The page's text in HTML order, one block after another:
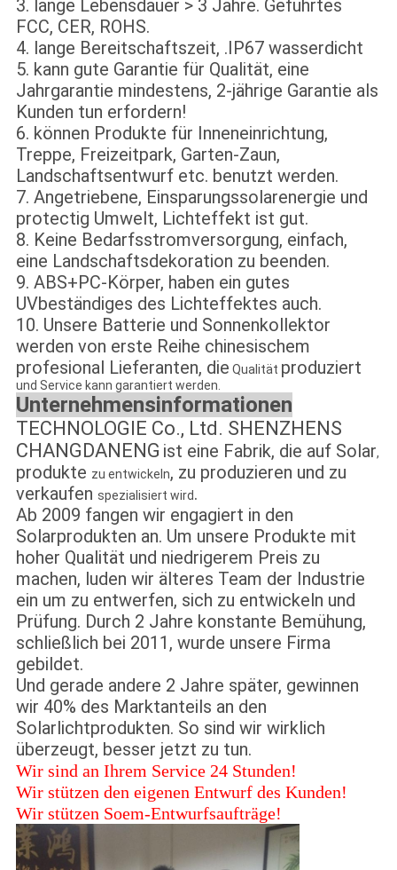
3. lange Lebensdauer > 3 Jahre. Geführtes
FCC, CER, ROHS.
4. lange Bereitschaftszeit, .IP67 wasserdicht
5. kann gute Garantie für Qualität, eine
Jahrgarantie mindestens, 2-jährige Garantie als
Kunden tun erfordern!
6. können Produkte für Inneneinrichtung,
Treppe, Freizeitpark, Garten-Zaun,
Landschaftsentwurf etc. benutzt werden.
7. Angetriebene, Einsparungssolarenergie und
protectig Umwelt, Lichteffekt ist gut.
8. Keine Bedarfsstromversorgung, einfach,
eine Landschaftsdekoration zu beenden.
9. ABS+PC-Körper, haben ein gutes
UVbeständiges des Lichteffektes auch.
10. Unsere Batterie und Sonnenkollektor
werden von erste Reihe chinesischem
profesional Lieferanten, die Qualität produziert
und Service kann garantiert werden.
Unternehmensinformationen
TECHNOLOGIE Co., Ltd. SHENZHENS
CHANGDANENG ist eine Fabrik, die aufSolar,
produkte zu entwickeln, zu produzieren und zu
verkaufen spezialisiert wird.
Ab 2009 fangen wir engagiert in den
Solarprodukten an. Um unsere Produkte mit
hoher Qualität und niedrigerem Preis zu
machen, luden wir älteres Team der Industrie
ein um zu entwerfen, sich zu entwickeln und
Prüfung. Durch 2 Jahre konstante Bemühung,
schließlich bei 2011, wurde unsere Firma
gebildet.
Und gerade andere 2 Jahre später, gewinnen
wir 40% des Marktanteils an den
Solarlichtprodukten. So sind wir wirklich
überzeugt, besser jetzt zu tun.
Wir sind an Ihrem Service 24 Stunden!
Wir stützen den eigenen Entwurf des Kunden!
Wir stützen Soem-Entwurfsaufträge!